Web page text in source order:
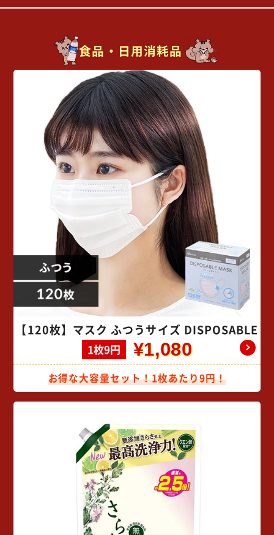
食品・日用消耗品
【120枚】マスク ふつうサイズ DISPOSABLE
1枚9円 ¥1,080
お得な大容量セット！1枚あたり9円！